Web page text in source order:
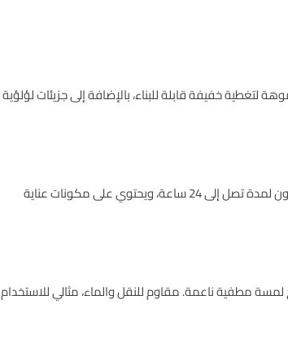
خفيفة قابلة للبناء، بالإضافة إلى جزيئات لؤلؤية
يمنح تغطية متوسطة ومظهرًا مضيئًا مع ملمس خفيف يشبه البشرة الطبيعية. يخفي المسام والعيوب ويوحد اللون لمدة تصل إلى 24 ساعة، ويحتوي على مكونات عناية
مطفية ناعمة. مقاوم للنقل والماء، مثالي للاستخدام